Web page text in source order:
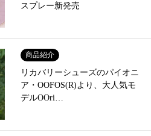
スプレー新発売
商品紹介
リカバリーシューズのパイオニ
ア・OOFOS(R)︎より、大人気モ
デルOOri…